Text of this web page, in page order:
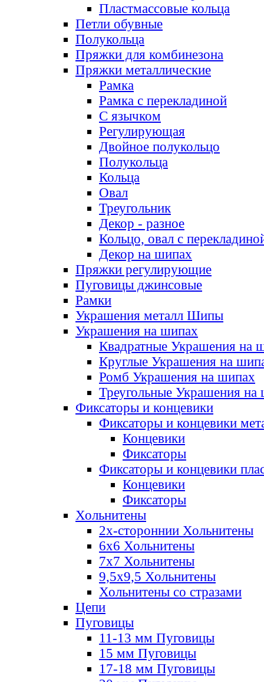
Пластмассовые кольца
Петли обувные
Полукольца
Пряжки для комбинезона
Пряжки металлические
Рамка
Рамка с перекладиной
С язычком
Регулирующая
Двойное полукольцо
Полукольца
Кольца
Овал
Треугольник
Декор - разное
Кольцо, овал с
Декор на шипах
Пряжки регулирующие
Пуговицы джинсовые
Рамки
Украшения металл Шипы
Украшения на шипах
Квадратные Украшения на
Круглые Украшения на
Ромб Украшения на шипах
Треугольные Украшения на
Фиксаторы и концевики
Фиксаторы и концевики
Концевики
Фиксаторы
Фиксаторы и концевики
Концевики
Фиксаторы
Хольнитены
2х-стороннии Хольнитены
6х6 Хольнитены
7х7 Хольнитены
9,5х9,5 Хольнитены
Хольнитены со стразами
Цепи
Пуговицы
11-13 мм Пуговицы
15 мм Пуговицы
17-18 мм Пуговицы